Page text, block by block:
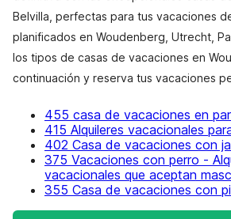
Belvilla, perfectas para tus vacaciones
planificados en Woudenberg, Utrecht,
los tipos de casas de vacaciones en
continuación y reserva tus vacaciones
455 casa de vacaciones en
415 Alquileres vacacionales
402 Casa de vacaciones con
375 Vacaciones con perro -
vacacionales que aceptan
355 Casa de vacaciones con